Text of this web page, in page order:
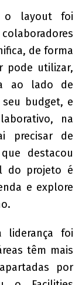
o layout foi
de forma
pode utilizar,
ao lado de
budget, e
na
precisar de
destacou
do projeto é
e explore
liderança foi
têm mais
por